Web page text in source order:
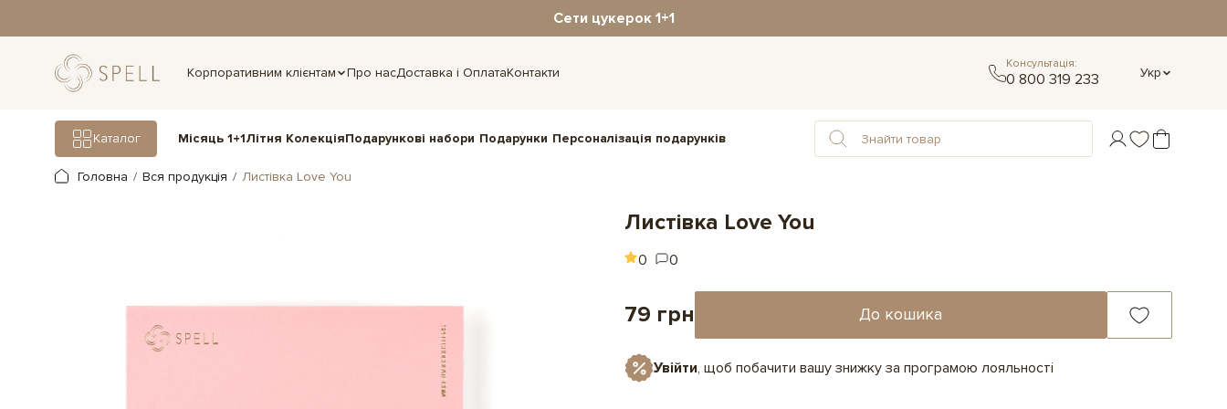
Сети цукерок 1+1
Корпоративним клієнтам Про насДоставка і ОплатаКонтакти
Консультація:
0 800 319 233 Укр
Каталог Місяць 1+1Літня КолекціяПодарункові набори Подарунки Персоналізація подарунків
Головна Вся продукція Листівка Love You
Листівка Love You
0 0
79 грн До кошика
Увійти, щоб побачити вашу знижку за програмою лояльності